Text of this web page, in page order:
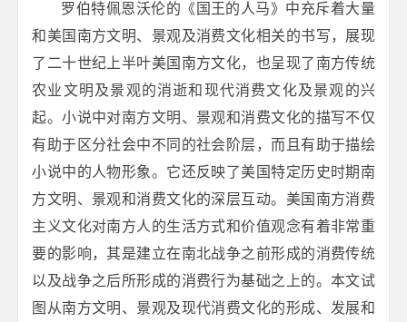
罗伯特佩恩沃伦的《国王的人马》中充斥着大量
和美国南方文明、景观及消费文化相关的书写，展现
了二十世纪上半叶美国南方文化，也呈现了南方传统
农业文明及景观的消逝和现代消费文化及景观的兴
起。小说中对南方文明、景观和消费文化的描写不仅
有助于区分社会中不同的社会阶层，而且有助于描绘
小说中的人物形象。它还反映了美国特定历史时期南
方文明、景观和消费文化的深层互动。美国南方消费
主义文化对南方人的生活方式和价值观念有着非常重
要的影响，其是建立在南北战争之前形成的消费传统
以及战争之后所形成的消费行为基础之上的。本文试
图从南方文明、景观及现代消费文化的形成、发展和